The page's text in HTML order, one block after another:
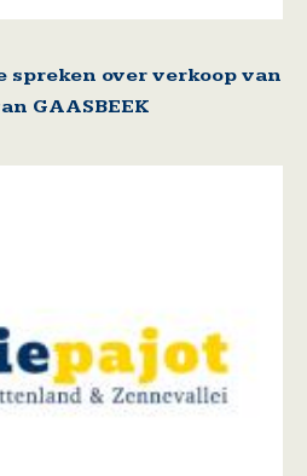
spreken over verkoop van
GAASBEEK